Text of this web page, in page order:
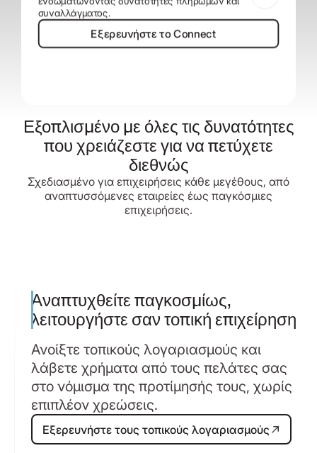
συναλλάγματος.
Εξερευνήστε το Connect
Εξερευνήστε το Connect
Εξοπλισμένο με όλες τις δυνατότητες
που χρειάζεστε για να πετύχετε
διεθνώς
Σχεδιασμένο για επιχειρήσεις κάθε μεγέθους, από
αναπτυσσόμενες εταιρείες έως παγκόσμιες
επιχειρήσεις.
Αναπτυχθείτε παγκοσμίως,
λειτουργήστε σαν τοπική επιχείρηση
Ανοίξτε τοπικούς λογαριασμούς και
λάβετε χρήματα από τους πελάτες σας
στο νόμισμα της προτίμησής τους, χωρίς
επιπλέον χρεώσεις.
Εξερευνήστε τους τοπικούς
Εξερευνήστε τους τοπικούς λογαριασμούς